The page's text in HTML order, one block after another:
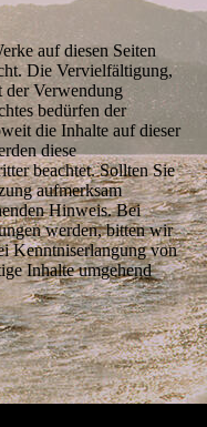
auf diesen Seiten
Die Vervielfältigung,
der Verwendung
bedürfen der
die Inhalte auf dieser
diese
beachtet. Sollten Sie
aufmerksam
Hinweis. Bei
werden, bitten wir
Kenntniserlangung von
Inhalte umgehend